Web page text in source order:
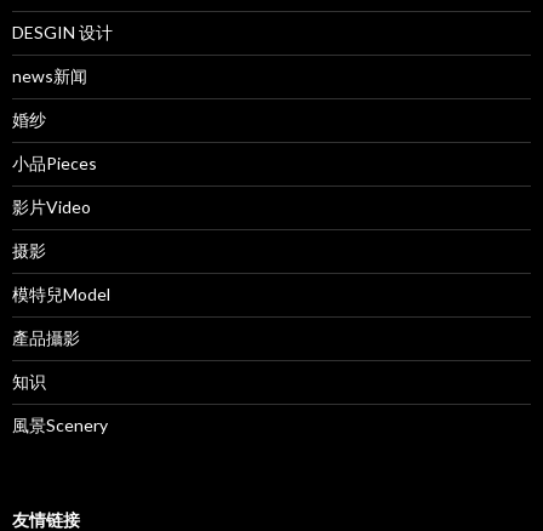
DESGIN 设计
news新闻
婚纱
小品Pieces
影片Video
摄影
模特兒Model
產品攝影
知识
風景Scenery
友情链接